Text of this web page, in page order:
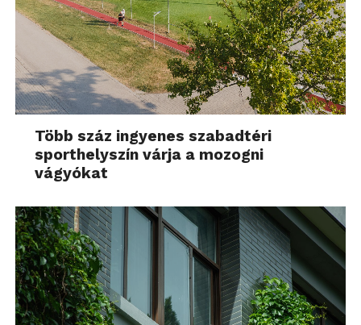
Több száz ingyenes szabadtéri
sporthelyszín várja a mozogni
vágyókat